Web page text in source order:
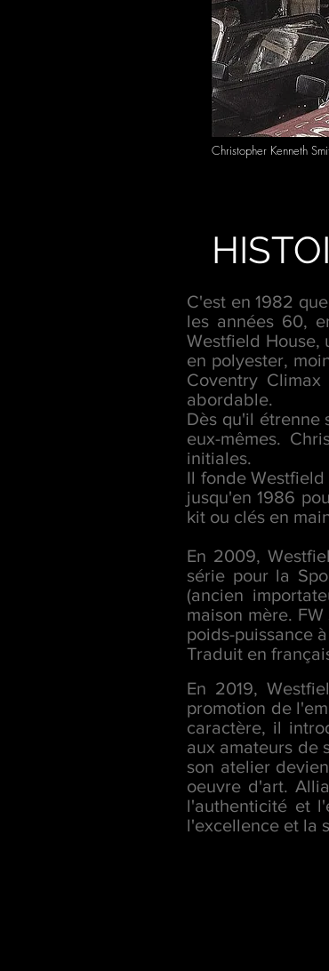
C'est en 1982
les années 60,
Westfield House,
en polyester,
Coventry
abordable.
Dès qu'il étrenne
eux-mêmes.
initiales.
Il fonde
jusqu'en 1986
kit ou clés en
En 2009,
série pour la
(ancien
maison mère.
poids-puissance
Traduit en
En 2019,
promotion de
caractère, il
aux amateurs de
son atelier
oeuvre d'art.
l'authenticité et
l'excellence et la
Christopher Kenneth